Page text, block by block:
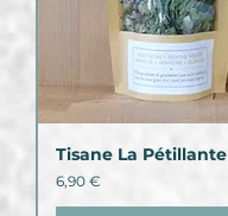
Tisane La Pétillante
Prix
6,90 €